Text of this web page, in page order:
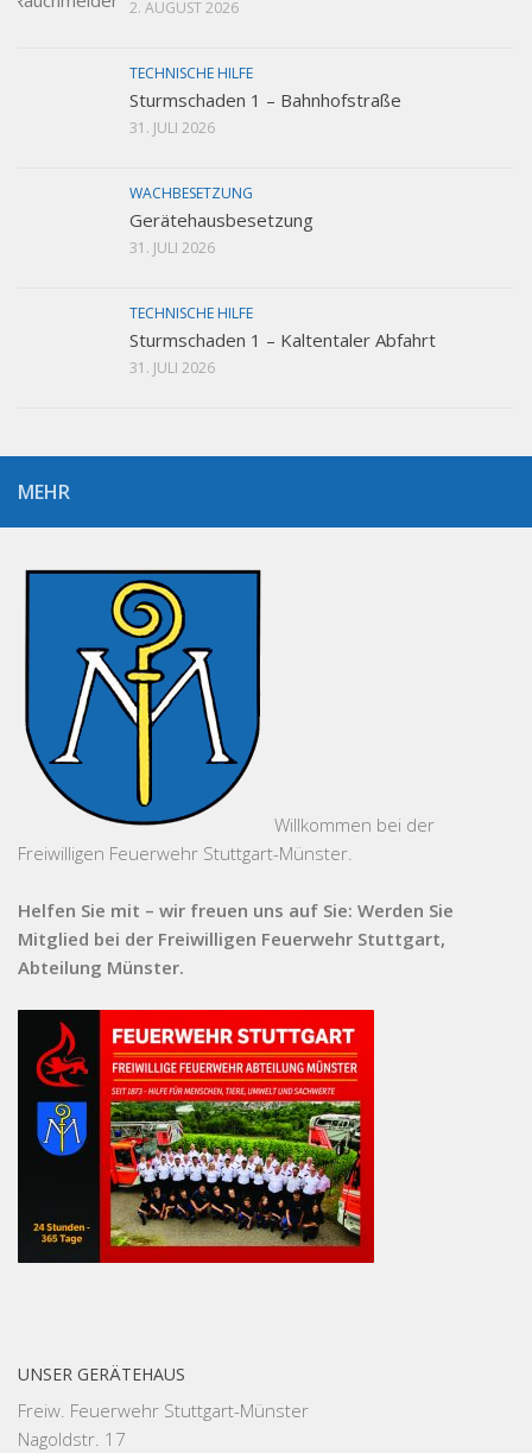
2. AUGUST 2026
TECHNISCHE HILFE
Sturmschaden 1 – Bahnhofstraße
31. JULI 2026
WACHBESETZUNG
Gerätehausbesetzung
31. JULI 2026
TECHNISCHE HILFE
Sturmschaden 1 – Kaltentaler Abfahrt
31. JULI 2026
MEHR
Willkommen bei der
Freiwilligen Feuerwehr Stuttgart-Münster.
Helfen Sie mit – wir freuen uns auf Sie: Werden Sie
Mitglied bei der Freiwilligen Feuerwehr Stuttgart,
Abteilung Münster.
UNSER GERÄTEHAUS
Freiw. Feuerwehr Stuttgart-Münster
Nagoldstr. 17